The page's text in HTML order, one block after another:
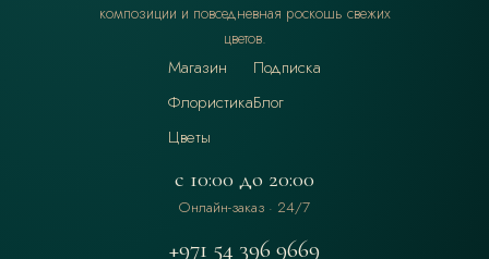
композиции и повседневная роскошь свежих
цветов.
Магазин
Флористика
Цветы
Подписка
Блог
с 10:00 до 20:00
Онлайн-заказ · 24/7
+971 54 396 9669